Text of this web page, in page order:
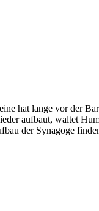
hat lange vor der
aufbaut, waltet
der Synagoge